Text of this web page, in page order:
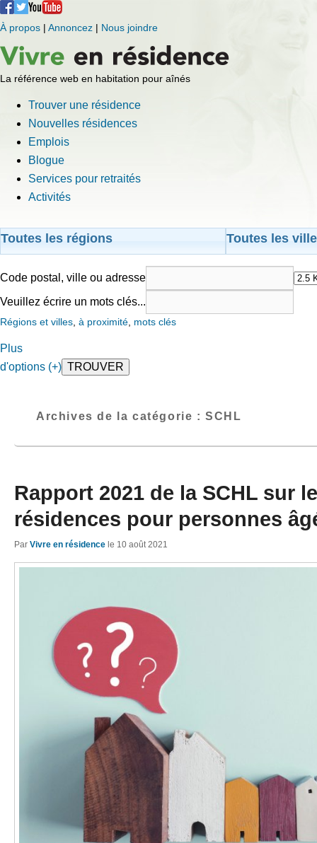
À propos | Annoncez | Nous joindre
La référence web en habitation pour aînés
Trouver une résidence
Nouvelles résidences
Emplois
Blogue
Services pour retraités
Activités
Toutes les régions Toutes les
Code postal, ville ou adresse
Veuillez écrire un mots clés...
Régions et villes à proximité mots clés
Plus
d'options (+)
Archives de la catégorie :SCHL
Rapport 2021 de la SCHL sur
résidences pour personnes
Par Vivre en résidence le 10 août 2021